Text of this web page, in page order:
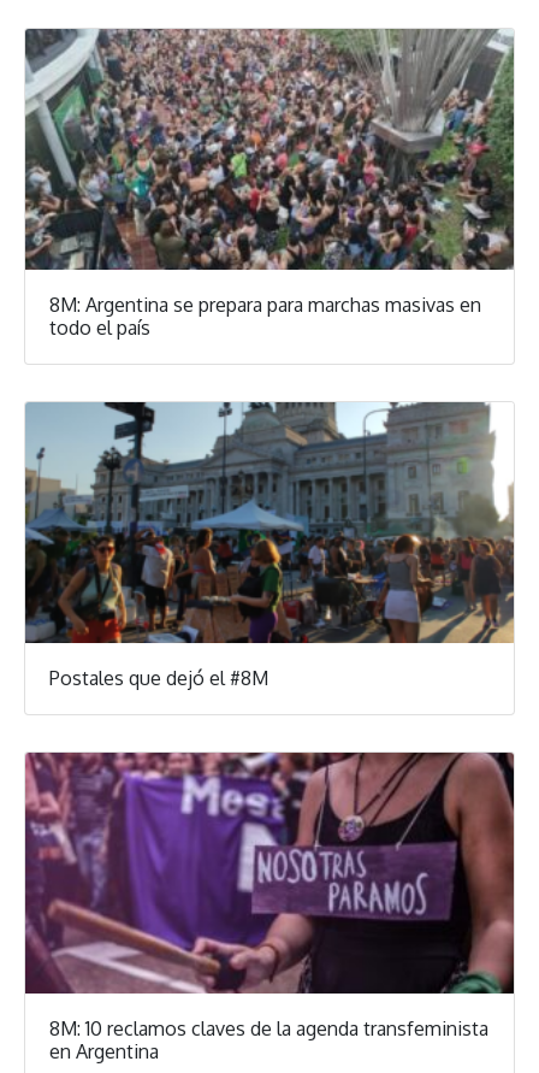
8M: Argentina se prepara para marchas masivas en
todo el país
Postales que dejó el #8M
8M: 10 reclamos claves de la agenda transfeminista
en Argentina